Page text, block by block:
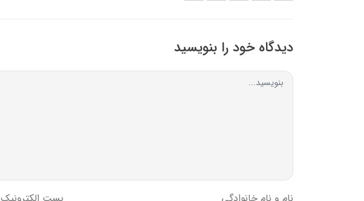
دیدگاه خود را بنویسید